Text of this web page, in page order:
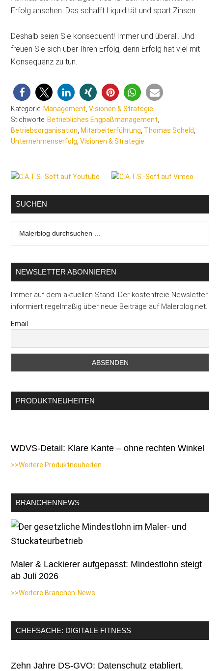
Erfolg ansehen. Das schafft Liquidität und spart Zinsen.
Deshalb seien Sie konsequent! Immer und überall. Und
freuen Sie sich über Ihren Erfolg, denn Erfolg hat viel mit
Konsequenz zu tun.
Kategorie:Management ,Visionen & Strategie
Stichworte:Betriebliches Engpaßmanagement
Betriebsorganisation ,Mitarbeiterführung Thomas Scheld
Unternehmenserfolg ,Visionen & Strategie
Seitenspalte
SUCHEN
durchsuchen
NEWSLETTER ABONNIEREN
Immer auf dem aktuellen Stand. Der kostenfreie Newsletter
informiert regelmäßig über neue Beiträge auf Malerblog.net.
Email
PRODUKTNEUHEITEN
WDVS-Detail: Klare Kante – ohne rechten Winkel
>>Weitere Produktneuheiten
BRANCHENNEWS
Maler & Lackierer aufgepasst: Mindestlohn steigt
ab Juli 2026
>>Weitere Branchen-News
CHEFSACHE: DIGITALE FITNESS
Zehn Jahre DS-GVO: Datenschutz etabliert,